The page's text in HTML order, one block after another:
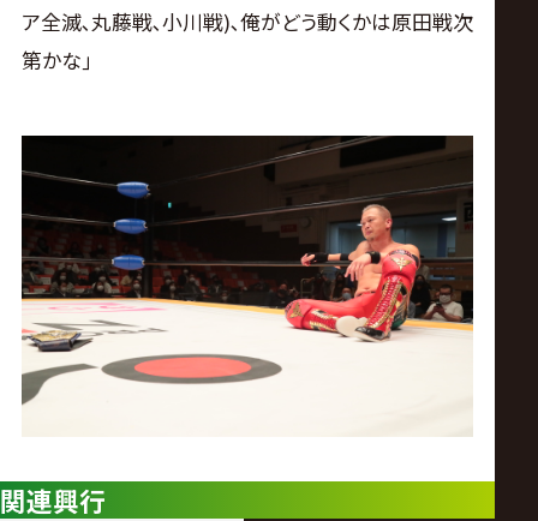
ア全滅､丸藤戦､小川戦)､俺がどう動くかは原田戦次
第かな｣
関連興行